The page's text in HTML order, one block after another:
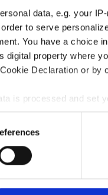
data, e.g. your
to serve
You have a choice
digital property where
Declaration or by
is processed and set
ads, to provide social
our social media,
or that they’ve
och